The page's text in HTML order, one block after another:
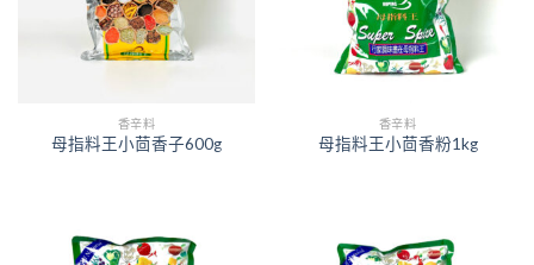
香辛料
母指料王小茴香子600g
香辛料
母指料王小茴香粉1kg